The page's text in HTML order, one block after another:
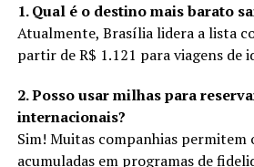
1. Qual é o destino mais barato
Atualmente, Brasília lidera a lista
partir de R$ 1.121 para viagens de
2. Posso usar milhas para
internacionais?
Sim! Muitas companhias permitem
acumuladas em programas de